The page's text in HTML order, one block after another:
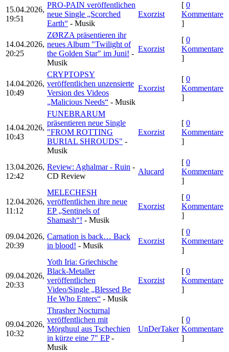
15.04.2026,
19:51
PRO-PAIN veröffentlichen
neue Single „Scorched
Earth“ - Musik
Exorzist
[ 0
Kommentare
]
14.04.2026,
20:25
ZØRZA präsentieren ihr
neues Album "Twilight of
the Golden Star" im Juni! -
Musik
Exorzist
[ 0
Kommentare
]
14.04.2026,
10:49
CRYPTOPSY
veröffentlichen unzensierte
Version des Videos
„Malicious Needs“ - Musik
Exorzist
[ 0
Kommentare
]
14.04.2026,
10:43
FUNEBRARUM
präsentieren neue Single
"FROM ROTTING
BURIAL SHROUDS" -
Musik
Exorzist
[ 0
Kommentare
]
13.04.2026,
12:42
Review: Aghalmar - Ruin -
CD Review
Alucard
[ 0
Kommentare
]
12.04.2026,
11:12
MELECHESH
veröffentlichen ihre neue
EP „Sentinels of
Shamash“! - Musik
Exorzist
[ 0
Kommentare
]
09.04.2026,
20:39
Carnation is back… Back
in blood! - Musik
Exorzist
[ 0
Kommentare
]
09.04.2026,
20:33
Yoth Iria: Griechische
Black-Metaller
veröffentlichen
Video/Single „Blessed Be
He Who Enters“ - Musik
Exorzist
[ 0
Kommentare
]
09.04.2026,
10:32
Thrasher Nocturnal
veröffentlichen mit
Mörghuul aus Tschechien
in kürze eine 7" EP-
Musik
UnDerTaker
[ 0
Kommentare
]